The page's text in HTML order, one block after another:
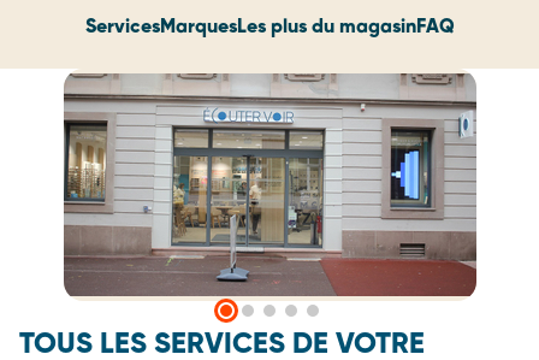
ServicesMarquesLes plus du magasinFAQ
TOUS LES SERVICES DE VOTRE